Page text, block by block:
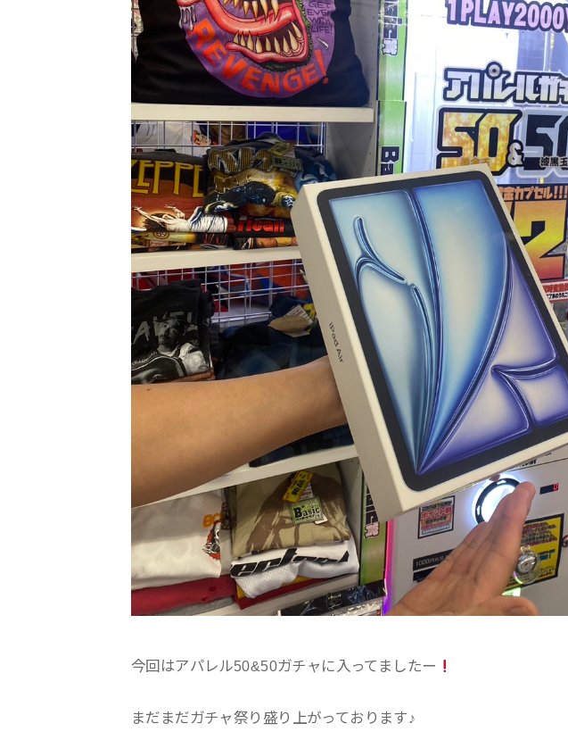
今回はアパレル50&50ガチャに入ってましたー
まだまだガチャ祭り盛り上がっております♪